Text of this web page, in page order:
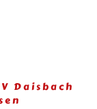
Daisbach